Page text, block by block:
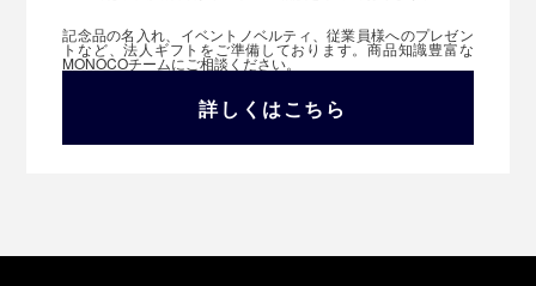
記念品の名入れ、イベントノベルティ、従業員様へのプレゼン
トなど、法人ギフトをご準備しております。商品知識豊富な
MONOCOチームにご相談ください。
詳しくはこちら